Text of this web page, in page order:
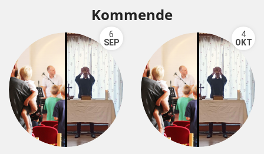
Kommende
6
SEP
4
OKT